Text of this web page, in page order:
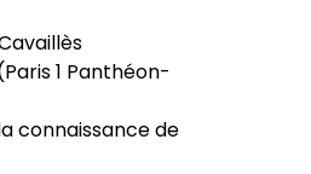
1 Panthéon-
connaissance de